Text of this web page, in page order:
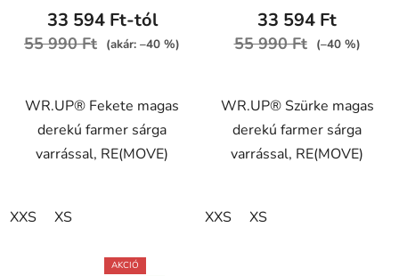
33 594 Ft-tól
55 990 Ft (akár: –40 %)
WR.UP® Fekete magas
derekú farmer sárga
varrással, RE(MOVE)
XXS XS
átlagos
értékelése
5,0
csillag.
33 594 Ft
55 990 Ft (–40 %)
WR.UP® Szürke magas
derekú farmer sárga
varrással, RE(MOVE)
XXS XS
AKCIÓ